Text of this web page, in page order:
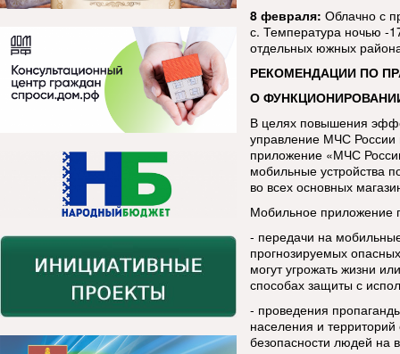
8 февраля: Облачно с
с. Температура ночью -
отдельных южных
РЕКОМЕНДАЦИИ ПО
О
В целях повышения
управление МЧС России
приложение «МЧС
мобильные устройства
во всех основных
Мобильное приложение
- передачи на
прогнозируемых
могут угрожать жизни
способах защиты с
- проведения
населения и
безопасности людей на